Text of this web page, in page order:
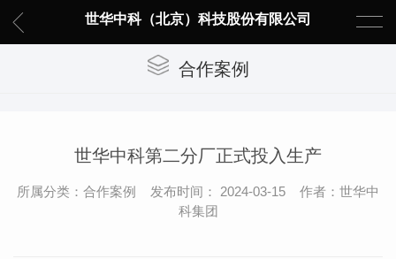
世华中科（北京）科技股份有限公司
合作案例
世华中科第二分厂正式投入生产
所属分类：合作案例 发布时间： 2024-03-15 作者：世华中
科集团